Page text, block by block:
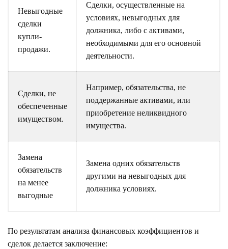
Невыгодные
сделки
купли-
продажи.
Сделки, осуществленные на
условиях, невыгодных для
должника, либо с активами,
необходимыми для его основной
деятельности.
Сделки, не
обеспеченные
имуществом.
Например, обязательства, не
поддержанные активами, или
приобретение неликвидного
имущества.
Замена
обязательств
на менее
выгодные
Замена одних обязательств
другими на невыгодных для
должника условиях.
По результатам анализа финансовых коэффициентов и
сделок делается заключение: